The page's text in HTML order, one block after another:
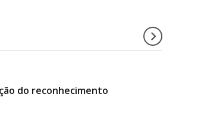
do reconhecimento